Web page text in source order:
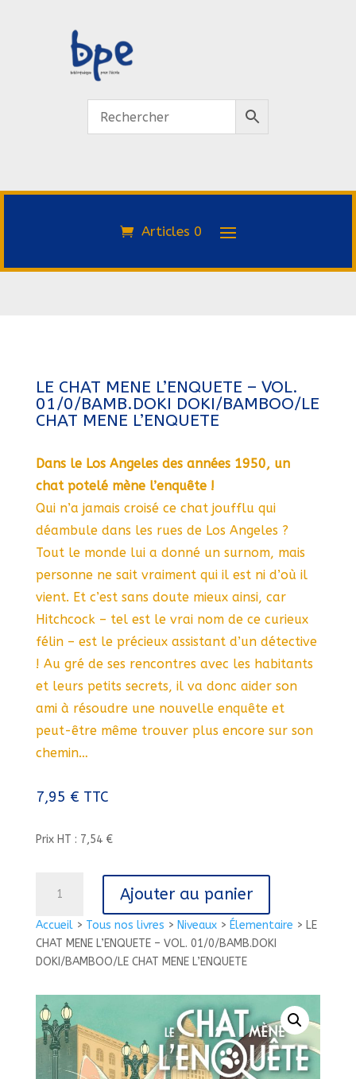
Articles 0
Accueil> Tous nos livres > Niveaux> Élementaire > LE
CHAT MENE L’ENQUETE – VOL. 01/0/BAMB.DOKI
DOKI/BAMBOO/LE CHAT MENE L’ENQUETE
LE CHAT MENE L’ENQUETE – VOL.
01/0/BAMB.DOKI DOKI/BAMBOO/LE
CHAT MENE L’ENQUETE
Dans le Los Angeles des années 1950, un
chat potelé mène l’enquête !
Qui n’a jamais croisé ce chat joufflu qui
déambule dans les rues de Los Angeles ?
Tout le monde lui a donné un surnom, mais
personne ne sait vraiment qui il est ni d’où il
vient. Et c’est sans doute mieux ainsi, car
Hitchcock – tel est le vrai nom de ce curieux
félin – est le précieux assistant d’un détective
! Au gré de ses rencontres avec les habitants
et leurs petits secrets, il va donc aider son
ami à résoudre une nouvelle enquête et
peut-être même trouver plus encore sur son
chemin…
7,95 € TTC
Prix HT : 7,54 €
LE
CHAT
MENE
VOL.
01/0/BAMB.DOKI
DOKI/BAMBOO/LE
Ajouter au panier